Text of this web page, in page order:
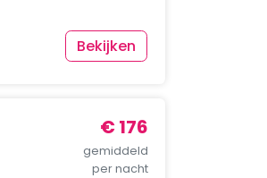
Bekijken
€ 176
gemiddeld
per nacht